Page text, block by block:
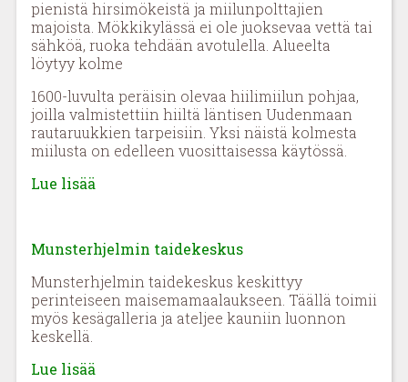
pienistä hirsimökeistä ja miilunpolttajien
majoista. Mökkikylässä ei ole juoksevaa vettä tai
sähköä, ruoka tehdään avotulella. Alueelta
löytyy kolme
1600-luvulta peräisin olevaa hiilimiilun pohjaa,
joilla valmistettiin hiiltä läntisen Uudenmaan
rautaruukkien tarpeisiin. Yksi näistä kolmesta
miilusta on edelleen vuosittaisessa käytössä.
Lue lisää
Munsterhjelmin taidekeskus
Munsterhjelmin taidekeskus keskittyy
perinteiseen maisemamaalaukseen. Täällä toimii
myös kesägalleria ja ateljee kauniin luonnon
keskellä.
Lue lisää